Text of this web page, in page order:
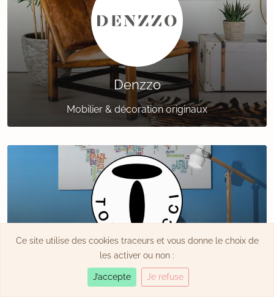
Denzzo
Mobilier & décoration originaux
Tomasucci
Mobilier design de fabrication italienne
Ce site utilise des cookies traceurs et vous donne le choix de
les activer ou non :
J’accepte Je refuse